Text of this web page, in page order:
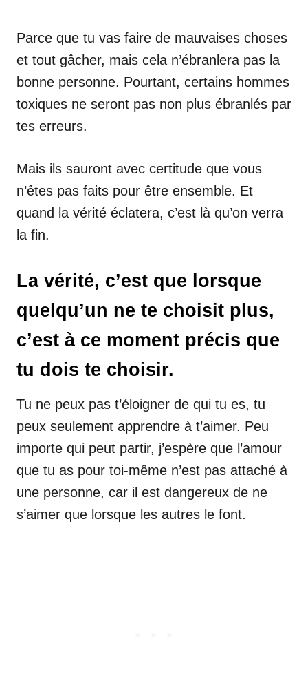
Parce que tu vas faire de mauvaises choses
et tout gâcher, mais cela n’ébranlera pas la
bonne personne. Pourtant, certains hommes
toxiques ne seront pas non plus ébranlés par
tes erreurs.
Mais ils sauront avec certitude que vous
n’êtes pas faits pour être ensemble. Et
quand la vérité éclatera, c’est là qu’on verra
la fin.
La vérité, c’est que lorsque
quelqu’un ne te choisit plus,
c’est à ce moment précis que
tu dois te choisir.
Tu ne peux pas t’éloigner de qui tu es, tu
peux seulement apprendre à t’aimer. Peu
importe qui peut partir, j’espère que l’amour
que tu as pour toi-même n’est pas attaché à
une personne, car il est dangereux de ne
s’aimer que lorsque les autres le font.